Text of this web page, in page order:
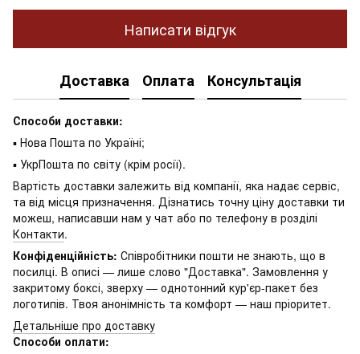
Написати відгук
Доставка Оплата Консультація
Способи доставки:
▪ Нова Пошта по Україні;
▪ УкрПошта по світу (крім росії).
Вартість доставки залежить від компанії, яка надає сервіс,
та від місця призначення. Дізнатись точну ціну доставки ти
можеш, написавши нам у чат або по телефону в розділі
Контакти.
Конфіденційність: Співробітники пошти не знають, що в
посилці. В описі — лише слово "Доставка". Замовлення у
закритому боксі, зверху — однотонний кур'єр-пакет без
логотипів. Твоя анонімність та комфорт — наш пріоритет.
Детальніше про доставку
Способи оплати: